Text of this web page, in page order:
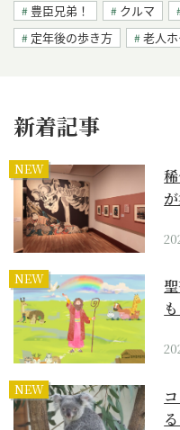
豊臣兄弟！ クルマ
定年後の歩き方
老人
新着記事
NEW
NEW
NEW